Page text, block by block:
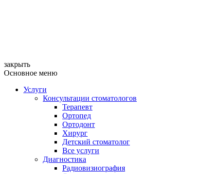
закрыть
Основное меню
Услуги
Консультации стоматологов
Терапевт
Ортопед
Ортодонт
Хирург
Детский стоматолог
Все услуги
Диагностика
Радиовизиография